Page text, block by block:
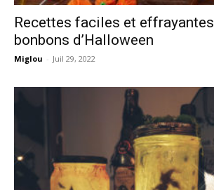
Recettes faciles et
bonbons d’Halloween
Miglou - Juil 29, 2022